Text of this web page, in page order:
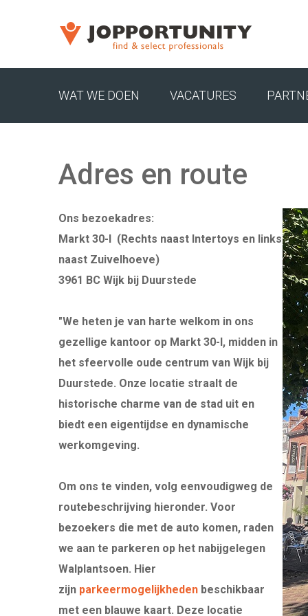
WAT WE DOEN
EXECUTIVE SEARCH
CARRIÈRECOACHING VOOR MANAGERS EN
EXECUTIVE SEARCH HVAC & UTILITY
WERKEN OP SINT MAARTEN WERKEN OP
ONLINE ASSESSMENT
VACATURES
Adres en route
Ons bezoekadres:
Markt 30-I (Rechts naast Intertoys en links
naast Zuivelhoeve)
3961 BC Wijk bij Duurstede
"We heten je van harte welkom in ons
gezellige kantoor op Markt 30-I, midden in
het sfeervolle oude centrum van Wijk bij
Duurstede. Onze locatie straalt de
historische charme van de stad uit en
biedt een eigentijdse en dynamische
werkomgeving.
Om ons te vinden, volg eenvoudigweg de
routebeschrijving hieronder. Voor
bezoekers die met de auto komen, raden
we aan te parkeren op het nabijgelegen
Walplantsoen. Hier
zijn parkeermogelijkheden beschikbaar
met een blauwe kaart. Deze locatie